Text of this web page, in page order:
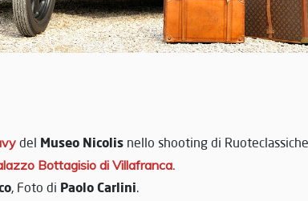
del Museo Nicolis nello shooting di
Bottagisio di Villafranca.
, Foto di Paolo Carlini.